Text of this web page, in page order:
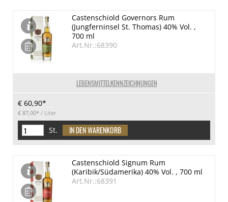
LEBENSMITTELKENNZEICHNUNGEN
Castenschiold Governors Rum
(Jungferninsel St. Thomas) 40% Vol. ,
700 ml
Art.Nr.:68390
€ 60,90*
€ 87,00* / Liter
St.
Castenschiold Signum Rum
(Karibik/Südamerika) 40% Vol. , 700 ml
Art.Nr.:68391